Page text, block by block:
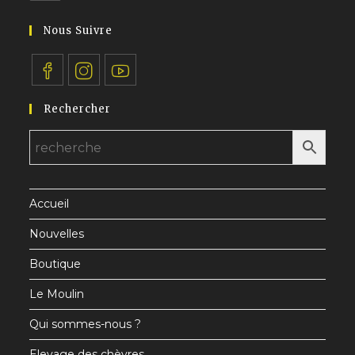
Nous Suivre
dans
un
nouvel
dans
un
nouvel
dans
un
Rechercher
Accueil
Nouvelles
Boutique
Le Moulin
Qui sommes-nous ?